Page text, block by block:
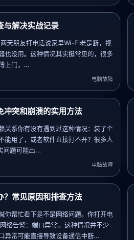
与解决实战记录
天朋友打电话说家里Wi-Fi老是断，视
也没用。这种情况其实挺常见的，很多
上门，...
电脑故障
冲突和崩溃的实用方法
关系你有没有遇到过这种情况：装了个
能用了，或者软件直接打不开？很多人
问题可能出...
电脑故障
？常见原因和排查方法
你帮忙看下是不是网络问题。你打开电
络告警：端口异常’。这种情况并不少
异常可能直接导致设备通信中断...